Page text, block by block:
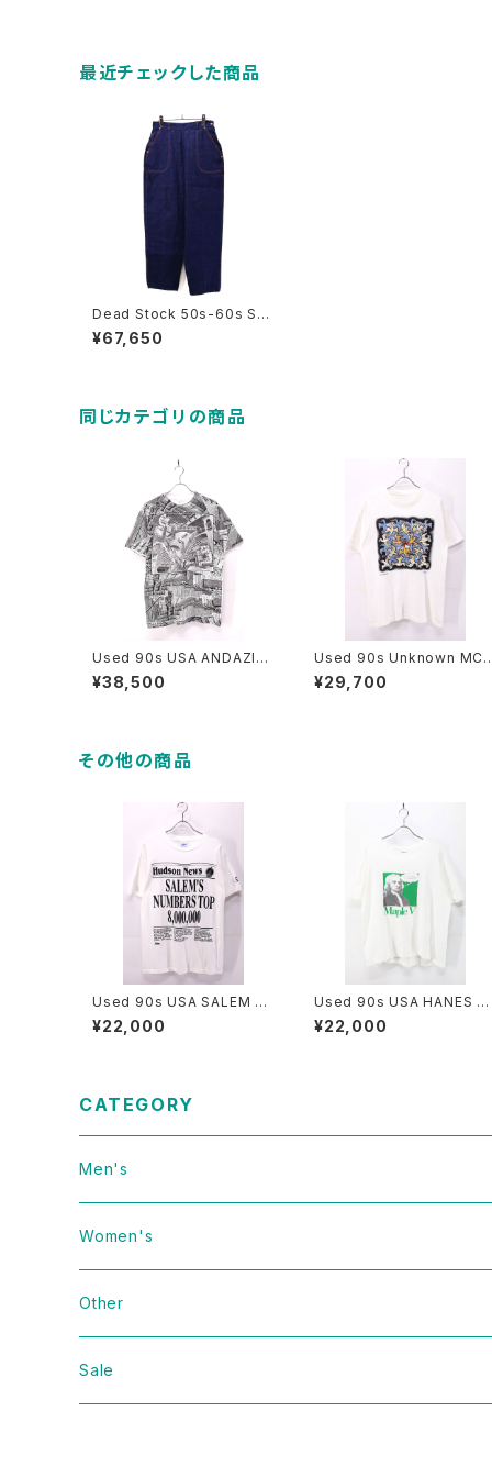
最近チェックした商品
Dead Stock 50s-60s ST
OCKTON OF DALLAS De
nim Ranch Pants Size W
¥67,650
同じカテゴリの商品
Used 90s USA ANDAZIA
MC ESCHER Relativity Tri
ck Art All Over Graphic T
¥38,500
Used 90s Unknown MC
SCHER Sun And Moon
ck Art Graphic T-Shirt
¥29,700
その他の商品
Used 90s USA SALEM SP
ORTS WEAR News Paper
Graphic T-Shirt Size L 古
¥22,000
Used 90s USA HANES N
ewton Tech Pop Art
hic T-Shirt Size XL 古着
¥22,000
CATEGORY
Men's
Vintage
Domestic
Jacket
Women's
Vintage
Domestic
Other
bag
Sale